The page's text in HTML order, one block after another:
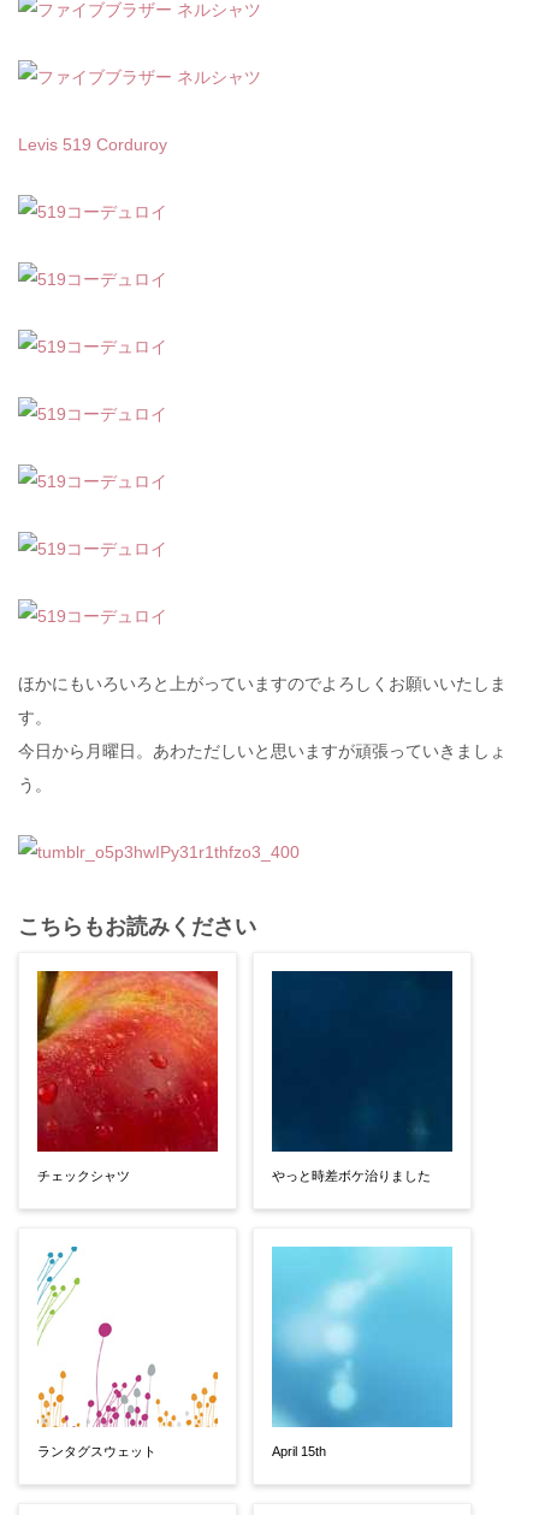
Levis 519 Corduroy
ほかにもいろいろと上がっていますのでよろしくお願いいたしま
す。
今日から月曜日。あわただしいと思いますが頑張っていきましょ
う。
こちらもお読みください
チェックシャツ
ランタグスウェット
やっと時差ボケ治りました
April 15th